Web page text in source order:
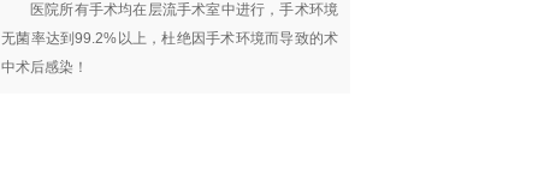
医院所有手术均在层流手术室中进行，手术环境
无菌率达到99.2%以上，杜绝因手术环境而导致的术
中术后感染！